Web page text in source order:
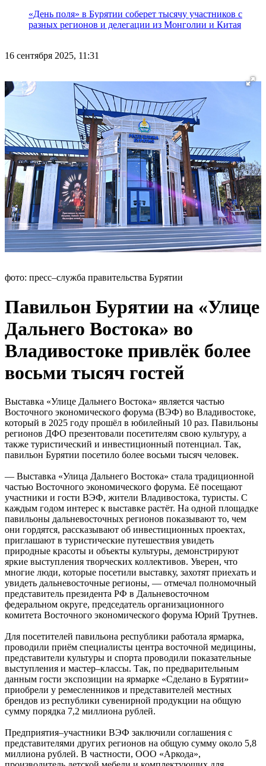
«День поля» в Бурятии соберет тысячу участников с
разных регионов и делегации из Монголии и Китая
16 сентября 2025, 11:31
фото: пресс–служба правительства Бурятии
Павильон Бурятии на «Улице
Дальнего Востока» во
Владивостоке привлёк более
восьми тысяч гостей
Выставка «Улице Дальнего Востока» является частью
Восточного экономического форума (ВЭФ) во Владивостоке,
который в 2025 году прошёл в юбилейный 10 раз. Павильоны
регионов ДФО презентовали посетителям свою культуру, а
также туристический и инвестиционный потенциал. Так,
павильон Бурятии посетило более восьми тысяч человек.
— Выставка «Улица Дальнего Востока» стала традиционной
частью Восточного экономического форума. Её посещают
участники и гости ВЭФ, жители Владивостока, туристы. С
каждым годом интерес к выставке растёт. На одной площадке
павильоны дальневосточных регионов показывают то, чем
они гордятся, рассказывают об инвестиционных проектах,
приглашают в туристические путешествия увидеть
природные красоты и объекты культуры, демонстрируют
яркие выступления творческих коллективов. Уверен, что
многие люди, которые посетили выставку, захотят приехать и
увидеть дальневосточные регионы, — отмечал полномочный
представитель президента РФ в Дальневосточном
федеральном округе, председатель организационного
комитета Восточного экономического форума Юрий Трутнев.
Для посетителей павильона республики работала ярмарка,
проводили приём специалисты центра восточной медицины,
представители культуры и спорта проводили показательные
выступления и мастер–классы. Так, по предварительным
данным гости экспозиции на ярмарке «Сделано в Бурятии»
приобрели у ремесленников и представителей местных
брендов из республики сувенирной продукции на общую
сумму порядка 7,2 миллиона рублей.
Предприятия–участники ВЭФ заключили соглашения с
представителями других регионов на общую сумму около 5,8
миллиона рублей. В частности, ООО «Аркода»,